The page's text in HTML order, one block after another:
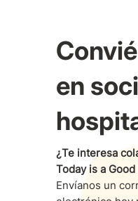
en
¿Te interesa
Today is a Good
Envíanos un